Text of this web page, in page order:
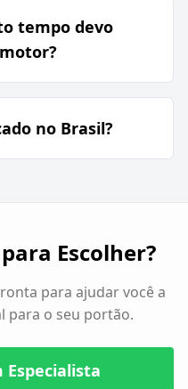
tempo devo
no Brasil?
Escolher?
para ajudar você a
para o seu portão.
Especialista